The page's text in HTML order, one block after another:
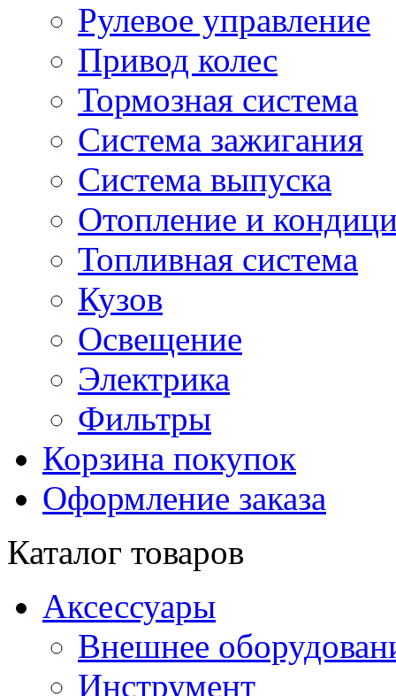
Рулевое управление
Привод колес
Тормозная система
Система зажигания
Система выпуска
Отопление и
Топливная система
Кузов
Освещение
Электрика
Фильтры
Корзина покупок
Оформление заказа
Каталог товаров
Аксессуары
Внешнее
Инструмент